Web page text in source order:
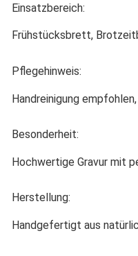
Einsatzbereich:
Frühstücksbrett,
Pflegehinweis:
Handreinigung
Besonderheit:
Hochwertige Gravur mit
Herstellung:
Handgefertigt aus